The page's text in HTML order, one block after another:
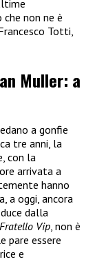
che non ne è
Totti,
Muller: a
a gonfie
tre anni, la
con la
arrivata a
hanno
a oggi, ancora
dalla
Vip , non è
pare essere
e